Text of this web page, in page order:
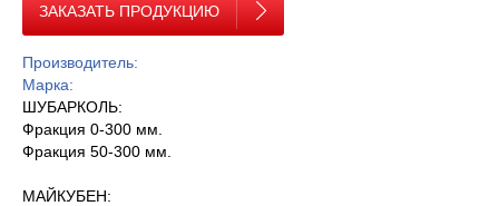
ЗАКАЗАТЬ ПРОДУКЦИЮ
Производитель:
Марка:
ШУБАРКОЛЬ:
Фракция 0-300 мм.
Фракция 50-300 мм.
МАЙКУБЕН: